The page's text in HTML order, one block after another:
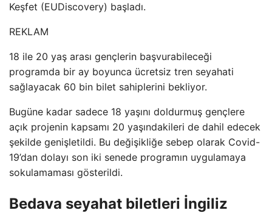
Keşfet (EUDiscovery) başladı.
REKLAM
18 ile 20 yaş arası gençlerin başvurabileceği
programda bir ay boyunca ücretsiz tren seyahati
sağlayacak 60 bin bilet sahiplerini bekliyor.
Bugüne kadar sadece 18 yaşını doldurmuş gençlere
açık projenin kapsamı 20 yaşındakileri de dahil edecek
şekilde genişletildi. Bu değişikliğe sebep olarak Covid-
19’dan dolayı son iki senede programın uygulamaya
sokulamaması gösterildi.
Bedava seyahat biletleri İngiliz